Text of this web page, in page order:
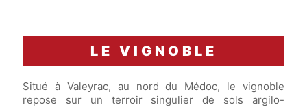
LE VIGNOBLE
Situé à Valeyrac, au nord du Médoc, le vignoble
repose sur un terroir singulier de sols argilo-